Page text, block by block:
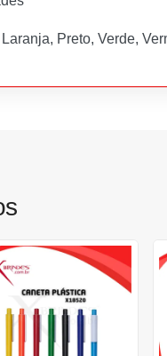
Preto, Verde,